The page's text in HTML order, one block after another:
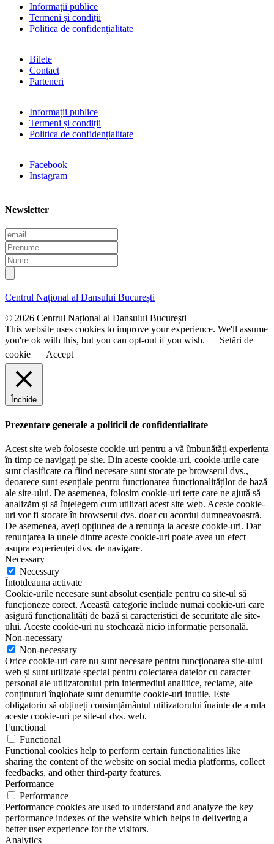
Informații publice
Termeni și condiții
Politica de confidențialitate
Bilete
Contact
Parteneri
Informații publice
Termeni și condiții
Politica de confidențialitate
Facebook
Instagram
Newsletter
E
m
a
i
l
P
r
e
n
m
N
u
m
e
Centrul Național al Dansului București
© 2026 Centrul Național al Dansului București
This website uses cookies to improve your experience. We'll assume
you're ok with this, but you can opt-out if you wish.
Setări de
cookie
Accept
Închide
Prezentare generale a politicii de confidentialitate
Acest site web folosește cookie-uri pentru a vă îmbunătăți experiența
în timp ce navigați pe site. Din aceste cookie-uri, cookie-urile care
sunt clasificate ca fiind necesare sunt stocate pe browserul dvs.,
deoarece sunt esențiale pentru funcționarea funcționalităților de bază
ale site-ului. De asemenea, folosim cookie-uri terțe care ne ajută să
analizăm și să înțelegem cum utilizați acest site web. Aceste cookie-
uri vor fi stocate în browserul dvs. doar cu acordul dumneavoastră.
De asemenea, aveți opțiunea de a renunța la aceste cookie-uri. Dar
renunțarea la unele dintre aceste cookie-uri poate avea un efect
asupra experienței dvs. de navigare.
Necessary
Necessary
Întotdeauna activate
Cookie-urile necesare sunt absolut esențiale pentru ca site-ul să
funcționeze corect. Această categorie include numai cookie-uri care
asigură funcționalități de bază și caracteristici de securitate ale site-
ului. Aceste cookie-uri nu stochează nicio informație personală.
Non-necessary
Non-necessary
Orice cookie-uri care nu sunt necesare pentru funcționarea site-ului
web și sunt utilizate special pentru colectarea datelor cu caracter
personal ale utilizatorului prin intermediul analitice, reclame, alte
conținuturi înglobate sunt denumite cookie-uri inutile. Este
obligatoriu să obțineți consimțământul utilizatorului înainte de a rula
aceste cookie-uri pe site-ul dvs. web.
Functional
Functional
Functional cookies help to perform certain functionalities like
sharing the content of the website on social media platforms, collect
feedbacks, and other third-party features.
Performance
Performance
Performance cookies are used to understand and analyze the key
performance indexes of the website which helps in delivering a
better user experience for the visitors.
Analytics